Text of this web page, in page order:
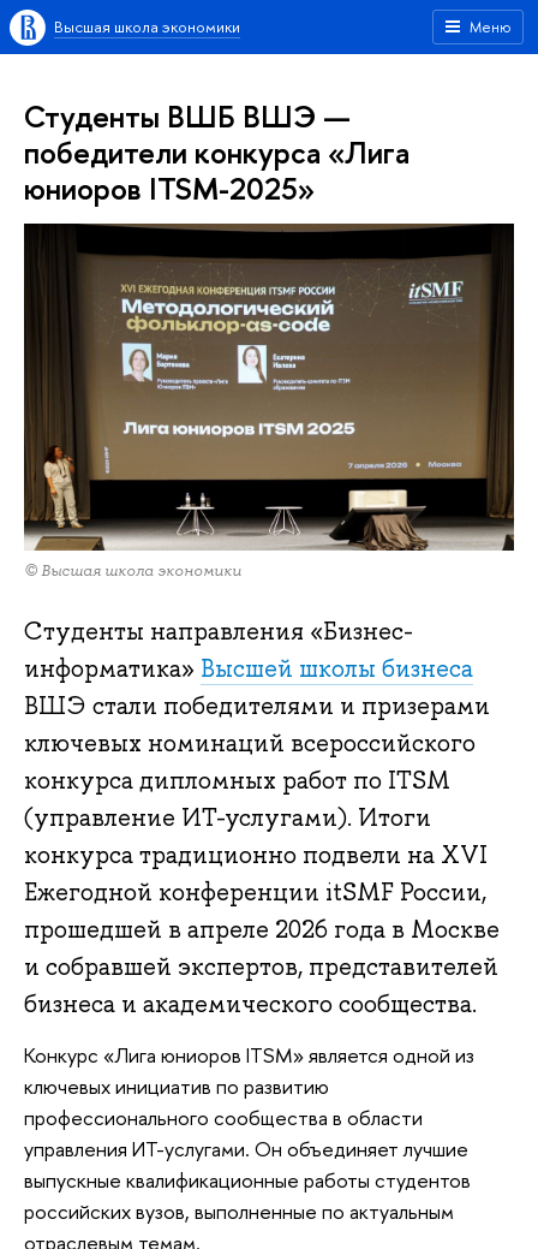
Меню
Высшая школа экономики
Студенты ВШБ ВШЭ —
победители конкурса «Лига
юниоров ITSM-2025»
© Высшая школа экономики
Студенты направления «Бизнес-
информатика» Высшей школы бизнеса
ВШЭ стали победителями и призерами
ключевых номинаций всероссийского
конкурса дипломных работ по ITSM
(управление ИТ-услугами). Итоги
конкурса традиционно подвели на XVI
Ежегодной конференции itSMF России,
прошедшей в апреле 2026 года в Москве
и собравшей экспертов, представителей
бизнеса и академического сообщества.
Конкурс «Лига юниоров ITSM» является одной из
ключевых инициатив по развитию
профессионального сообщества в области
управления ИТ-услугами. Он объединяет лучшие
выпускные квалификационные работы студентов
российских вузов, выполненные по актуальным
отраслевым темам.